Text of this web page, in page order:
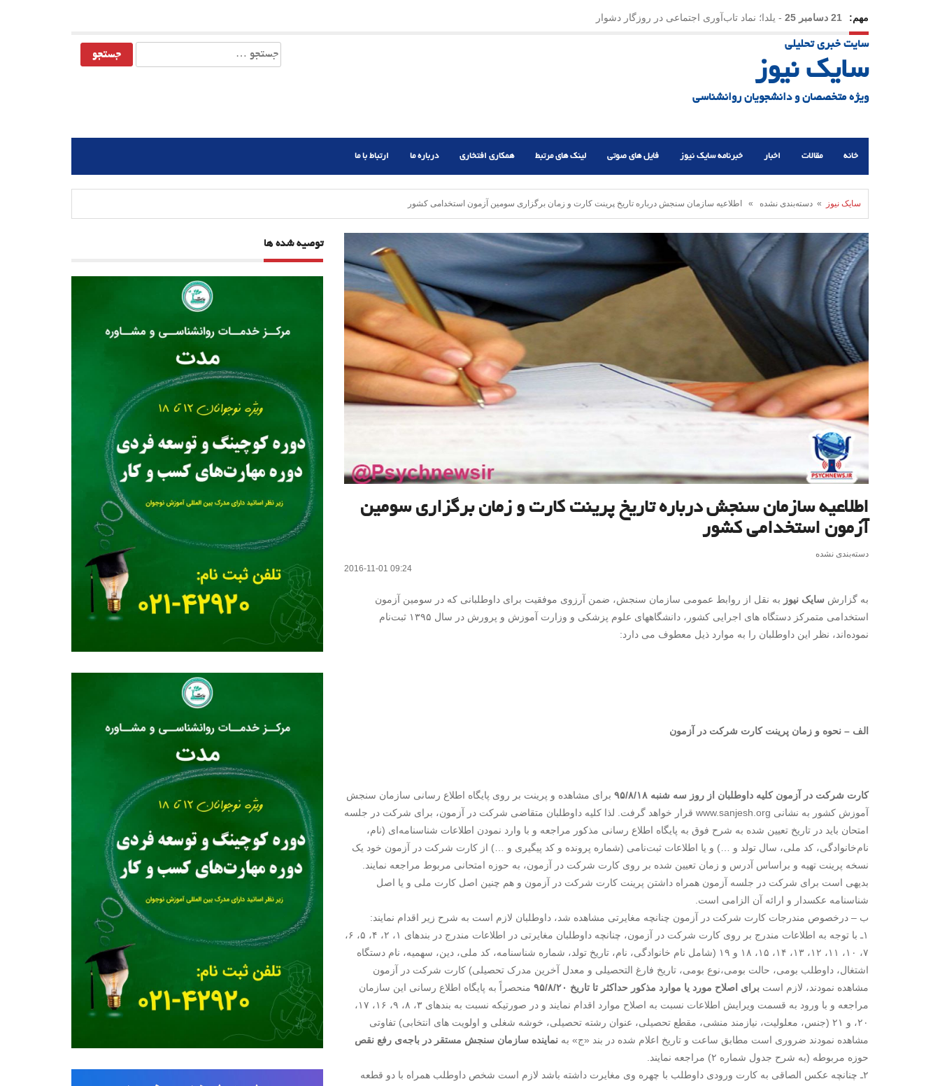
مهم: 31 دسامبر 25 - وقتی بزرگ می‌شویم بیشتر به «دوست» احتیاج داریم؟
سایت خبری تحلیلی
سایک نیوز
ویژه متخصصان و دانشجویان روانشناسی
جستجو
برای:
خانه مقالات اخبار خبرنامه سایک نیوز فایل های صوتی لینک های مرتبط همکاری افتخاری درباره ما ارتباط با ما
سایک نیوز » دسته‌بندی نشده » اطلاعیه سازمان سنجش درباره‌ تاریخ پرینت کارت و زمان‌ برگزاری سومین آزمون استخدامی کشور
اطلاعیه سازمان سنجش درباره‌ تاریخ پرینت کارت و زمان‌ برگزاری سومین
آزمون استخدامی کشور
دسته‌بندی نشده
2016-11-01 09:24
به گزارش سایک نیوز به نقل از روابط عمومی سازمان سنجش، ضمن آرزوی موفقیت برای داوطلبانی که در سومین آزمون
استخدامی متمرکز دستگاه های اجرایی کشور، دانشگاههای علوم پزشکی و وزارت آموزش و پرورش در سال ۱۳۹۵ ثبت‌نام
نموده‌اند، نظر این داوطلبان را به موارد ذیل معطوف می دارد:
الف‌ – نحوه‌ و زمان پرینت کارت شرکت در آزمون
کارت‌ شرکت در‌ آزمون‌ کلیه‌ داوطلبان‌ از روز سه شنبه ۹۵/۸/۱۸
برای مشاهده و پرینت بر روی پایگاه اطلاع رسانی سازمان سنجش
آموزش کشور به نشانی www.sanjesh.org قرار خواهد گرفت. لذا کلیه‌ داوطلبان‌ متقاضی شرکت‌ در آزمون‌، برای شرکت در جلسه
امتحان باید در تاریخ تعیین شده به شرح فوق به پایگاه اطلاع رسانی مذکور مراجعه و با وارد نمودن اطلاعات شناسنامه‌ای (نام،
نام‌خانوادگی، کد ملی، سال تولد و …) و یا اطلاعات ثبت‌نامی (شماره پرونده و کد پیگیری و …) از کارت شرکت در آزمون خود یک
نسخه پرینت تهیه و براساس آدرس و زمان تعیین شده بر روی کارت شرکت در آزمون، به حوزه امتحانی مربوط مراجعه نمایند.
بدیهی است برای شرکت در جلسه آزمون همراه داشتن پرینت کارت شرکت در آزمون و هم چنین اصل کارت ملی و یا اصل
شناسنامه عکسدار و ارائه آن الزامی است.
ب‌ – درخصوص مندرجات کارت شرکت در آزمون چنانچه مغایرتی مشاهده شد، داوطلبان لازم است به شرح زیر اقدام نمایند:
۱ـ با توجه به اطلاعات مندرج بر روی کارت شرکت در آزمون، چنانچه داوطلبان مغایرتی در اطلاعات مندرج در بندهای ۱، ۲، ۴، ۵، ۶،
۷، ۱۰، ۱۱، ۱۲، ۱۳، ۱۴، ۱۵، ۱۸ و ۱۹ (شامل نام خانوادگی، نام، تاریخ تولد، شماره شناسنامه، کد ملی، دین، سهمیه، نام دستگاه
اشتغال، داوطلب بومی، حالت بومی،نوع بومی، تاریخ فارغ التحصیلی و معدل آخرین مدرک تحصیلی) کارت شرکت در آزمون
مشاهده نمودند، لازم است برای اصلاح مورد یا موارد مذکور حداکثر تا تاریخ ۹۵/۸/۲۰
منحصراً به پایگاه اطلاع رسانی این سازمان
مراجعه و با ورود به قسمت ویرایش اطلاعات نسبت به اصلاح موارد اقدام نمایند و در صورتیکه نسبت به بندهای ۳، ۸، ۹، ۱۶، ۱۷،
۲۰، و ۲۱ (جنس، معلولیت، نیازمند منشی، مقطع تحصیلی، عنوان رشته تحصیلی، خوشه شغلی و اولویت های انتخابی) تفاوتی
مشاهده نمودند ضروری است مطابق ساعت و تاریخ اعلام شده در بند «ج» به نماینده سازمان سنجش مستقر در باجه‌ی رفع نقص
حوزه مربوطه (به شرح جدول شماره ۲) مراجعه نمایند.
۲ـ چنانچه عکس الصاقی به کارت ورودی داوطلب با چهره وی مغایرت داشته باشد لازم است شخص داوطلب همراه با دو قطعه
توصیه شده ها